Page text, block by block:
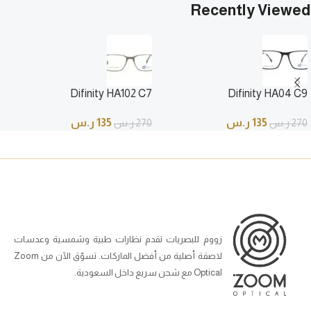
Recently Viewed
Difinity HA04 C9
270ر.س135 ر.س
Difinity HA102 C7
270ر.س135 ر.س
زووم للبصريات تقدم نظارات طبية وشمسية وعدسات
لاصقة أصلية من أفضل الماركات. تسوّق الآن من Zoom
Optical مع شحن سريع داخل السعودية.